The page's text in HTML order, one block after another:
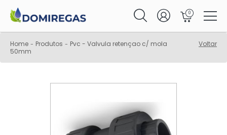
0
Home - Produtos - Pvc - Valvula retençao c/ mola
50mm
Voltar